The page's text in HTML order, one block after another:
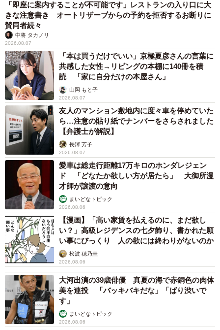
「即座に案内することが不可能です」レストランの入り口に大
きな注意書き オートリザーブからの予約を拒否するお断りに
賛同者続々
中将 タカノリ
2026.08.07
「本は買うだけでいい」京極夏彦さんの言葉に
共感した女性→リビングの本棚に140冊を積
読 「家に自分だけの本屋さん」
山岡 もと子
2026.08.07
友人のマンション敷地内に度々車を停めていた
ら…注意の貼り紙でナンバーをさらされました
【弁護士が解説】
長澤 芳子
2026.08.07
愛車は総走行距離17万キロのホンダレジェン
ド 「どなたか欲しい方が居たら」 大御所漫
才師が譲渡の意向
まいどなトピック
2026.08.06
【漫画】「高い家賃を払えるのに、まだ欲し
い？」高級レジデンスの七夕飾り、書かれた願
い事にびっくり 人の欲には終わりがないのか
松波 穂乃圭
2026.08.06
大河出演の39歳俳優 真夏の海で赤銅色の肉体
美を連投 「バッキバキだな」「ばり渋いで
す」
まいどなトピック
2026.08.06